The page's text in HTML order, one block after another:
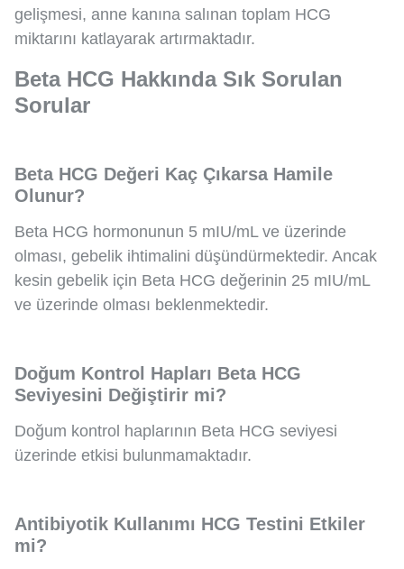
gelişmesi, anne kanına salınan toplam HCG
miktarını katlayarak artırmaktadır.
Beta HCG Hakkında Sık Sorulan
Sorular
Beta HCG Değeri Kaç Çıkarsa Hamile
Olunur?
Beta HCG hormonunun 5 mIU/mL ve üzerinde
olması, gebelik ihtimalini düşündürmektedir. Ancak
kesin gebelik için Beta HCG değerinin 25 mIU/mL
ve üzerinde olması beklenmektedir.
Doğum Kontrol Hapları Beta HCG
Seviyesini Değiştirir mi?
Doğum kontrol haplarının Beta HCG seviyesi
üzerinde etkisi bulunmamaktadır.
Antibiyotik Kullanımı HCG Testini Etkiler
mi?